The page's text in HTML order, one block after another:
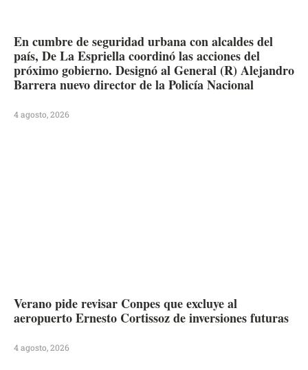
En cumbre de seguridad urbana con alcaldes del
país, De La Espriella coordinó las acciones del
próximo gobierno. Designó al General (R) Alejandro
Barrera nuevo director de la Policía Nacional
4 agosto, 2026
Verano pide revisar Conpes que excluye al
aeropuerto Ernesto Cortissoz de inversiones futuras
4 agosto, 2026